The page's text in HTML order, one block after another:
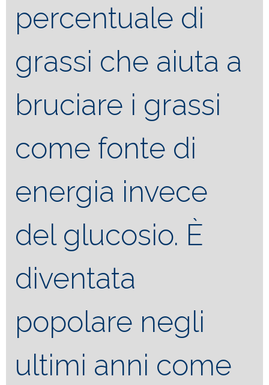
percentuale di
grassi che aiuta a
bruciare i grassi
come fonte di
energia invece
del glucosio. È
diventata
popolare negli
ultimi anni come